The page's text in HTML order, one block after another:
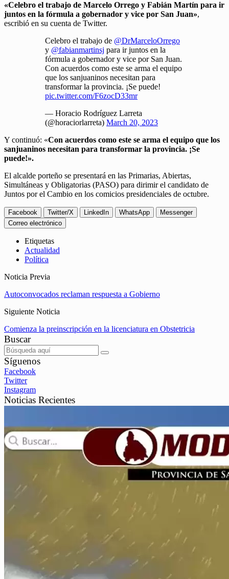
«Celebro el trabajo de Marcelo Orrego y Fabián Martín para ir
juntos en la fórmula a gobernador y vice por San Juan»,
escribió en su cuenta de Twitter.
Celebro el trabajo de @DrMarceloOrrego
y @fabianmartinsj para ir juntos en la
fórmula a gobernador y vice por San Juan.
Con acuerdos como este se arma el equipo
que los sanjuaninos necesitan para
transformar la provincia. ¡Se puede!
pic.twitter.com/F6zocD33mr
— Horacio Rodríguez Larreta
(@horaciorlarreta) March 20, 2023
Y continuó: «Con acuerdos como este se arma el equipo que los
sanjuaninos necesitan para transformar la provincia. ¡Se
puede!».
El alcalde porteño se presentará en las Primarias, Abiertas,
Simultáneas y Obligatorias (PASO) para dirimir el candidato de
Juntos por el Cambio en los comicios presidenciales de octubre.
Facebook Twitter/X LinkedIn WhatsApp
Messenger
Correo electrónico
Etiquetas
Actualidad
Política
Noticia Previa
Autoconvocados reclaman respuesta a Gobierno
Siguiente Noticia
Comienza la preinscripción en la licenciatura en Obstetricia
Buscar
Síguenos
Facebook
Twitter
Instagram
Noticias Recientes